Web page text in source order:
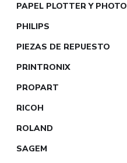
PAPEL PLOTTER Y PHOTO
PHILIPS
PIEZAS DE REPUESTO
PRINTRONIX
PROPART
RICOH
ROLAND
SAGEM